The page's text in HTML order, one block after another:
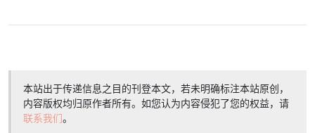
本站出于传递信息之目的刊登本文，若未明确标注本站原创，
内容版权均归原作者所有。如您认为内容侵犯了您的权益，请
联系我们。